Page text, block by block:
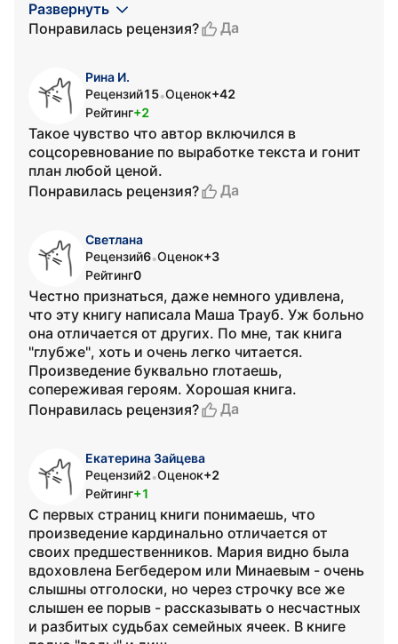
Развернуть
Понравилась рецензия?
Да
Рина И.
Рецензий15•Оценок+42
Рейтинг+2
Такое чувство что автор включился в
соцсоревнование по выработке текста и гонит
план любой ценой.
Понравилась рецензия?
Да
Светлана
Рецензий6•Оценок+3
Рейтинг0
Честно признаться, даже немного удивлена,
что эту книгу написала Маша Трауб. Уж больно
она отличается от других. По мне, так книга
"глубже", хоть и очень легко читается.
Произведение буквально глотаешь,
сопереживая героям. Хорошая книга.
Понравилась рецензия?
Да
Екатерина Зайцева
Рецензий2•Оценок+2
Рейтинг+1
С первых страниц книги понимаешь, что
произведение кардинально отличается от
своих предшественников. Мария видно была
вдоховлена Бегбедером или Минаевым - очень
слышны отголоски, но через строчку все же
слышен ее порыв - рассказывать о несчастных
и разбитых судьбах семейных ячеек. В книге